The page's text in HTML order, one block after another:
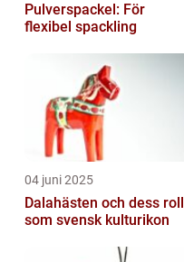
Pulverspackel: För
flexibel spackling
04 juni 2025
Dalahästen och dess roll
som svensk kulturikon